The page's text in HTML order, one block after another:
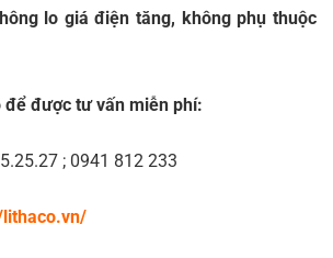
lo giá điện tăng, không phụ thuộc
để được tư vấn miễn phí:
; 0941 812 233
lithaco.vn/